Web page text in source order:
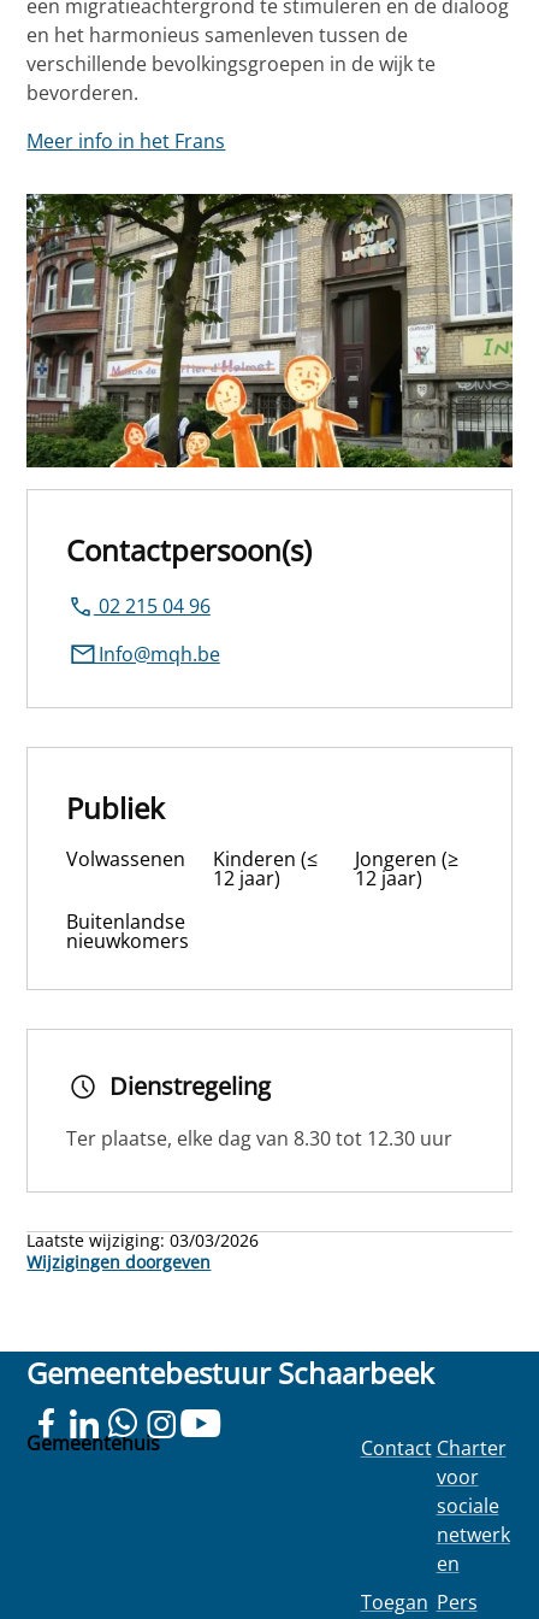
een migratieachtergrond te stimuleren en de dialoog
en het harmonieus samenleven tussen de
verschillende bevolkingsgroepen in de wijk te
bevorderen.
Meer info in het Frans
Contactpersoon(s)
02 215 04 96
Info@mqh.be
Publiek
Volwassenen Kinderen (≤
12 jaar)
Jongeren (≥
12 jaar)
Buitenlandse
nieuwkomers
Dienstregeling
Ter plaatse, elke dag van 8.30 tot 12.30 uur
Laatste wijziging:03/03/2026
Wijzigingen doorgeven
Gemeentebestuur Schaarbeek
Gemeentehuis
Contact
Toegan
Charter
voor
sociale
netwerk
en
Pers